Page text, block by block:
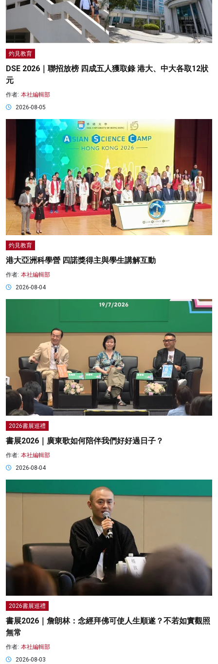
灼見教育
DSE 2026｜聯招放榜 四成五人獲取錄 港大、中大各取12狀
元
作者: 本社編輯部
2026-08-05
灼見教育
港大亞洲科學營 四諾獎得主與學生講解互動
作者: 本社編輯部
2026-08-04
2026書展巡禮
書展2026｜廣東歌如何陪伴我們好好過日子？
作者: 本社編輯部
2026-08-04
2026書展巡禮
書展2026｜詹朗林：念經拜佛可使人生順遂？不若如實觀照
無常
作者: 本社編輯部
2026-08-03